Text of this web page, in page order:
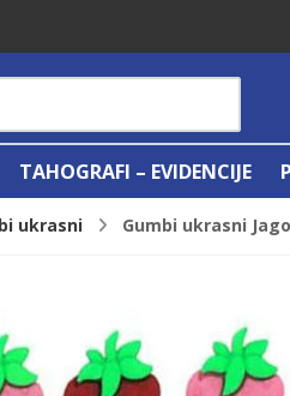
TAHOGRAFI – EVIDENCIJE
ukrasni Gumbi ukrasni